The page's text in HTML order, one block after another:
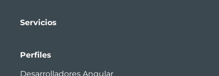
Servicios
Perfiles
Desarrolladores Angular